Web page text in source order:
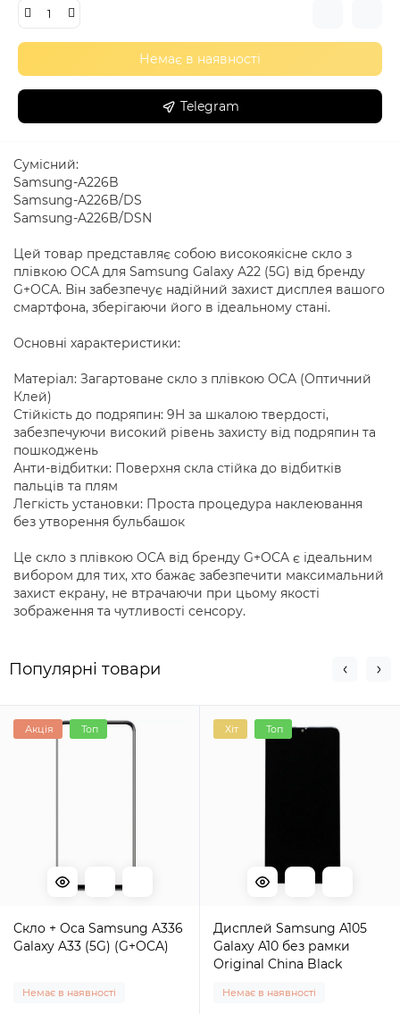
Немає в наявності
Telegram
Сумісний:
Samsung-A226B
Samsung-A226B/DS
Samsung-A226B/DSN
Цей товар представляє собою високоякісне скло з
плівкою OCA для Samsung Galaxy A22 (5G) від бренду
G+OCA. Він забезпечує надійний захист дисплея вашого
смартфона, зберігаючи його в ідеальному стані.
Основні характеристики:
Матеріал: Загартоване скло з плівкою OCA (Оптичний
Клей)
Стійкість до подряпин: 9H за шкалою твердості,
забезпечуючи високий рівень захисту від подряпин та
пошкоджень
Анти-відбитки: Поверхня скла стійка до відбитків
пальців та плям
Легкість установки: Проста процедура наклеювання
без утворення бульбашок
Це скло з плівкою OCA від бренду G+OCA є ідеальним
вибором для тих, хто бажає забезпечити максимальний
захист екрану, не втрачаючи при цьому якості
зображення та чутливості сенсору.
Популярні товари
Акція Топ
Cкло + Oca Samsung A336
Galaxy A33 (5G) (G+OCA)
Немає в наявності
Хіт Топ
Дисплей Samsung A105
Galaxy A10 без рамки
Original China Black
Немає в наявності